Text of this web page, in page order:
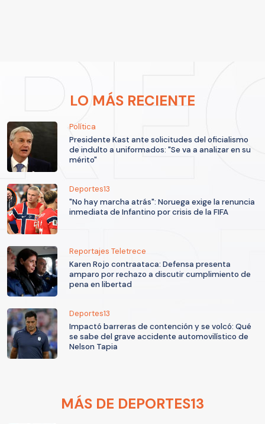
LO MÁS RECIENTE
Política
Presidente Kast ante solicitudes del oficialismo
de indulto a uniformados: "Se va a analizar en su
mérito"
Deportes13
"No hay marcha atrás": Noruega exige la renuncia
inmediata de Infantino por crisis de la FIFA
Reportajes Teletrece
Karen Rojo contraataca: Defensa presenta
amparo por rechazo a discutir cumplimiento de
pena en libertad
Deportes13
Impactó barreras de contención y se volcó: Qué
se sabe del grave accidente automovilístico de
Nelson Tapia
MÁS DE DEPORTES13